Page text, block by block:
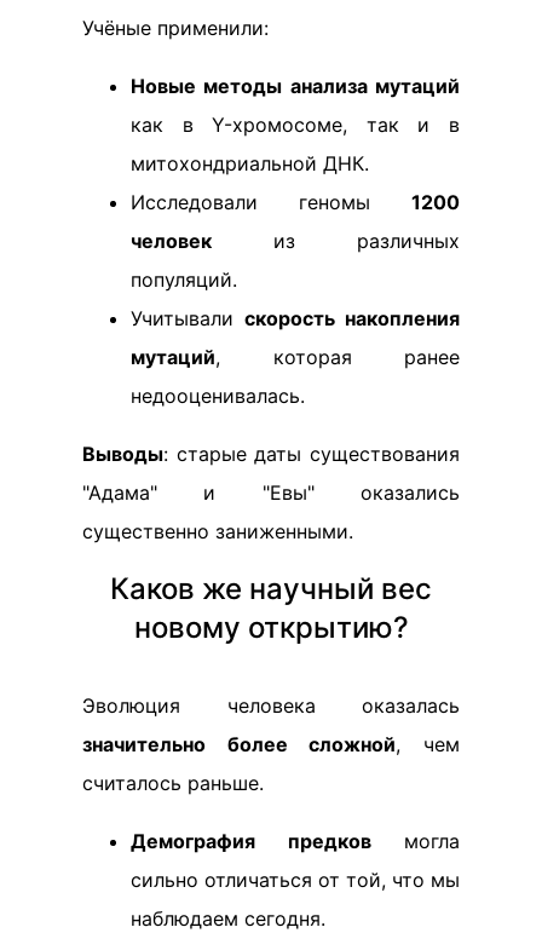
Учёные применили:
Новые методы анализа мутаций
как в Y-хромосоме, так и в
митохондриальной ДНК.
Исследовали геномы 1200
человек из различных
популяций.
Учитывали скорость накопления
мутаций, которая ранее
недооценивалась.
Выводы: старые даты существования
"Адама" и "Евы" оказались
существенно заниженными.
Каков же научный вес
новому открытию?
Эволюция человека оказалась
значительно более сложной, чем
считалось раньше.
Демография предковмогла
сильно отличаться от той, что мы
наблюдаем сегодня.